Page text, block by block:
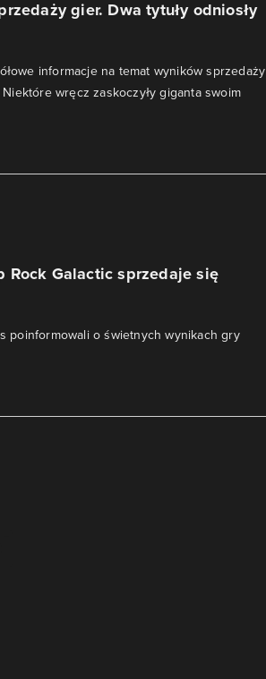
gier. Dwa tytuły odniosły
informacje na temat wyników sprzedaży
wręcz zaskoczyły giganta swoim
Rock Galactic sprzedaje się
poinformowali o świetnych wynikach gry